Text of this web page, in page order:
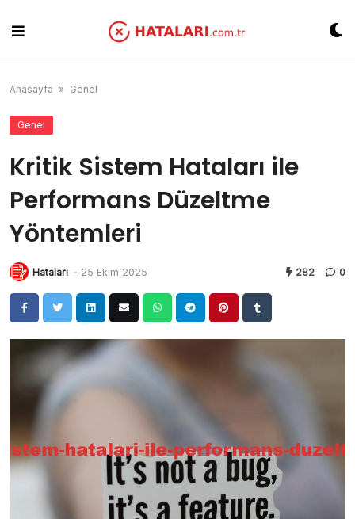
content
Anasayfa » Genel
Genel
Kritik Sistem Hataları ile
Performans Düzeltme
Yöntemleri
Hataları - 25 Ekim 2025 282 0